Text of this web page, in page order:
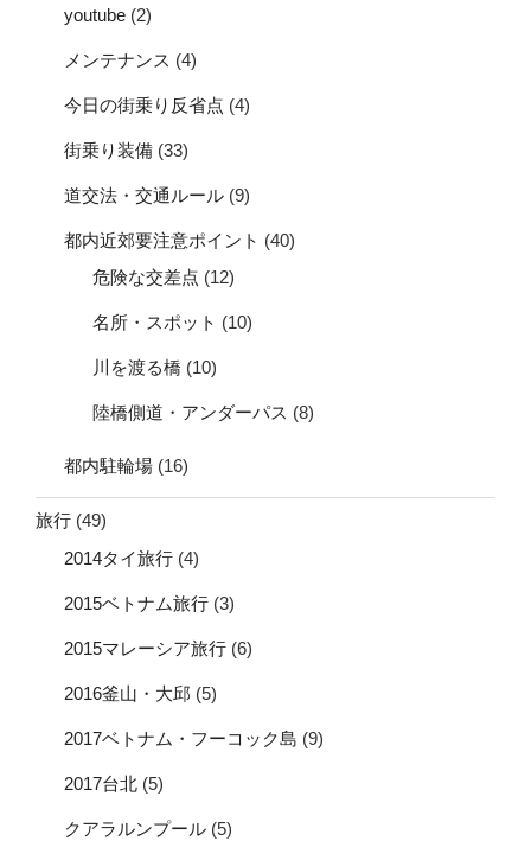
youtube (2)
メンテナンス (4)
今日の街乗り反省点 (4)
街乗り装備 (33)
道交法・交通ルール (9)
都内近郊要注意ポイント (40)
危険な交差点 (12)
名所・スポット (10)
川を渡る橋 (10)
陸橋側道・アンダーパス (8)
都内駐輪場 (16)
旅行 (49)
2014タイ旅行 (4)
2015ベトナム旅行 (3)
2015マレーシア旅行 (6)
2016釜山・大邱 (5)
2017ベトナム・フーコック島 (9)
2017台北 (5)
クアラルンプール (5)